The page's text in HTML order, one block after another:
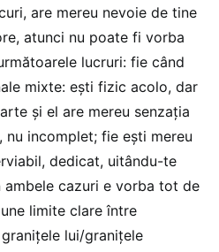
are mereu nevoie de tine
atunci nu poate fi vorba
lucruri: fie când
mixte: ești fizic acolo, dar
și el are mereu senzația
incomplet; fie ești mereu
dedicat, uitându-te
ambele cazuri e vorba tot de
limite clare între
lui/granițele